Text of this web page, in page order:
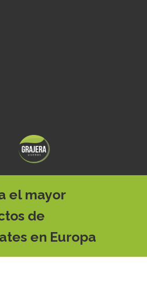
el mayor
de
en Europa